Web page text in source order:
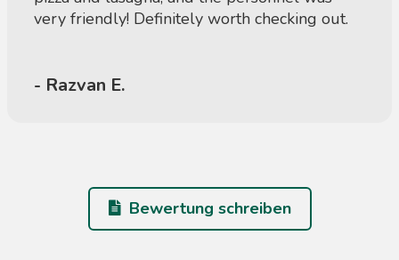
very friendly! Definitely worth checking out.
- Razvan E.
Bewertung schreiben